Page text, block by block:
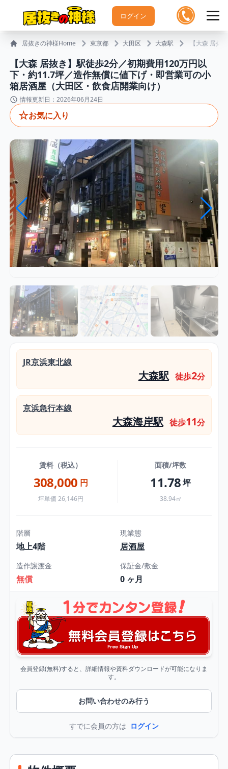
ログイン
居抜きの神様Home 東京都 大田区 大森駅 【大森 居抜
【大森 居抜き】駅徒歩2分／初期費用120万円以
下・約11.7坪／造作無償に値下げ・即営業可の小
箱居酒屋（大田区・飲食店開業向け）
情報更新日：2026年06月24日
☆お気に入り
JR京浜東北線
大森駅 徒歩2分
京浜急行本線
大森海岸駅 徒歩11分
賃料（税込）
308,000 円
坪単価 26,146円
面積/坪数
11.78坪
38.94㎡
階層
地上4階
現業態
居酒屋
造作譲渡金
無償
保証金/敷金
0 ヶ月
会員登録(無料)すると、詳細情報や資料ダウンロードが可能になりま
す。
お問い合わせのみ行う
すでに会員の方は ログイン